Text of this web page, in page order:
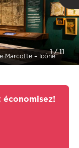
Marcotte – Icône
1/11